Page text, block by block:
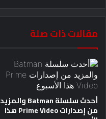
مقالات ذات صلة
أحدث سلسلة Batman والمزيد
من إصدارات Prime Video هذا